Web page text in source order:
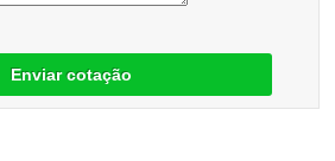
Enviar cotação